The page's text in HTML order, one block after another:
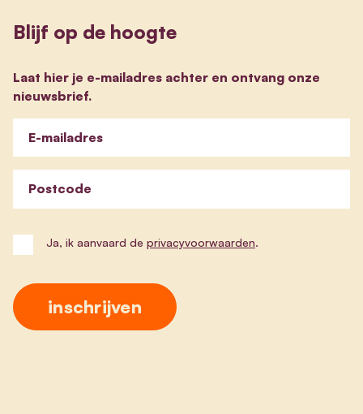
Blijf op de hoogte
Laat hier je e-mailadres achter en ontvang onze
nieuwsbrief.
E-mailadres
Postcode
Ja, ik aanvaard de privacyvoorwaarden.